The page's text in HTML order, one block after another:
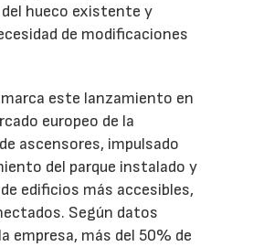
hueco existente y
de modificaciones
este lanzamiento en
europeo de la
ascensores, impulsado
del parque instalado y
edificios más accesibles,
Según datos
empresa, más del 50% de